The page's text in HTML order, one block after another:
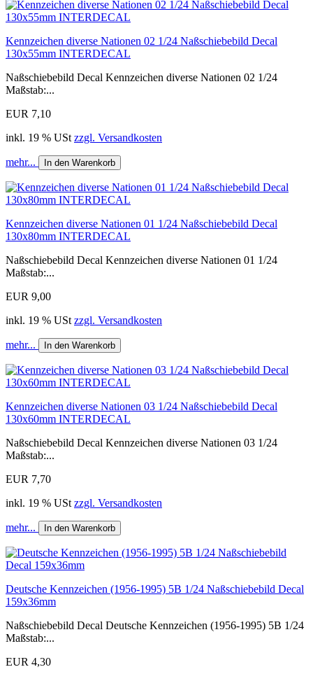
Kennzeichen diverse Nationen 02 1/24 Naßschiebebild Decal
130x55mm INTERDECAL
Naßschiebebild Decal Kennzeichen diverse Nationen 02 1/24
Maßstab:...
EUR 7,10
inkl. 19 % USt zzgl. Versandkosten
mehr... In den Warenkorb
Kennzeichen diverse Nationen 01 1/24 Naßschiebebild Decal
130x80mm INTERDECAL
Naßschiebebild Decal Kennzeichen diverse Nationen 01 1/24
Maßstab:...
EUR 9,00
inkl. 19 % USt zzgl. Versandkosten
mehr... In den Warenkorb
Kennzeichen diverse Nationen 03 1/24 Naßschiebebild Decal
130x60mm INTERDECAL
Naßschiebebild Decal Kennzeichen diverse Nationen 03 1/24
Maßstab:...
EUR 7,70
inkl. 19 % USt zzgl. Versandkosten
mehr... In den Warenkorb
Deutsche Kennzeichen (1956-1995) 5B 1/24 Naßschiebebild Decal
159x36mm
Naßschiebebild Decal Deutsche Kennzeichen (1956-1995) 5B 1/24
Maßstab:...
EUR 4,30